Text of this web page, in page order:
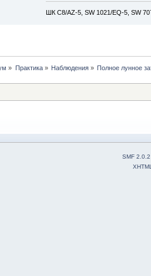
ШК С8/AZ-5, SW 1021/EQ-5, SW
» Практика» Наблюдения» Полное лунное
SMF 2.0.2